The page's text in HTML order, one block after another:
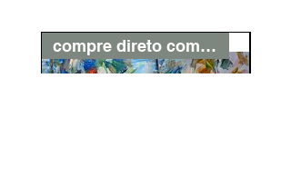
compre direto com o artista